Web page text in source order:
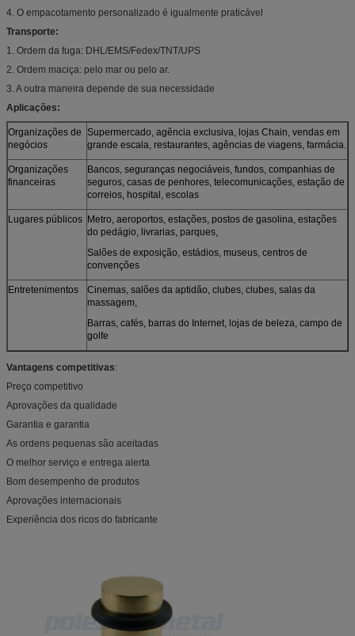
4. O empacotamento personalizado é igualmente praticável
Transporte:
1. Ordem da fuga: DHL/EMS/Fedex/TNT/UPS
2. Ordem maciça: pelo mar ou pelo ar.
3. A outra maneira depende de sua necessidade
Aplicações:
Organizações de
negócios
Supermercado, agência exclusiva, lojas Chain, vendas em
grande escala, restaurantes, agências de viagens, farmácia.
Organizações
financeiras
Bancos, seguranças negociáveis, fundos, companhias de
seguros, casas de penhores, telecomunicações, estação de
correios, hospital, escolas
Lugares públicos Metro, aeroportos, estações, postos de gasolina, estações
do pedágio, livrarias, parques,
Salões de exposição, estádios, museus, centros de
convenções
Entretenimentos
Cinemas, salões da aptidão, clubes, clubes, salas da
massagem,
Barras, cafés, barras do Internet, lojas de beleza, campo de
golfe
Vantagens competitivas:
Preço competitivo
Aprovações da qualidade
Garantia e garantia
As ordens pequenas são aceitadas
O melhor serviço e entrega alerta
Bom desempenho de produtos
Aprovações internacionais
Experiência dos ricos do fabricante